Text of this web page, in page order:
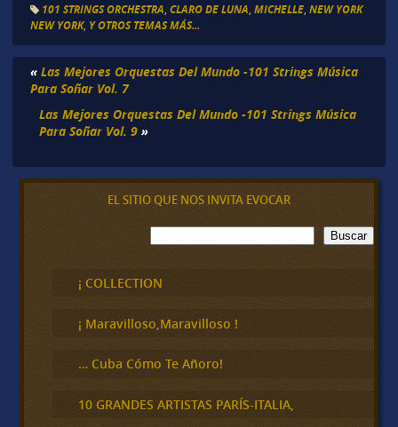
101 STRINGS ORCHESTRA CLARO DE LUNA MICHELLE, NEW YORK
NEW YORK, Y OTROS TEMAS MÁS...
« Las Mejores Orquestas Del Mundo -101 Strings Música
Para Soñar Vol. 7
Las Mejores Orquestas Del Mundo -101 Strings Música
Para Soñar Vol. 9 »
EL SITIO QUE NOS INVITA EVOCAR
B
u
c
a
Buscar
¡ COLLECTION
¡ Maravilloso,Maravilloso !
… Cuba Cómo Te Añoro!
10 GRANDES ARTISTAS PARÍS-ITALIA,